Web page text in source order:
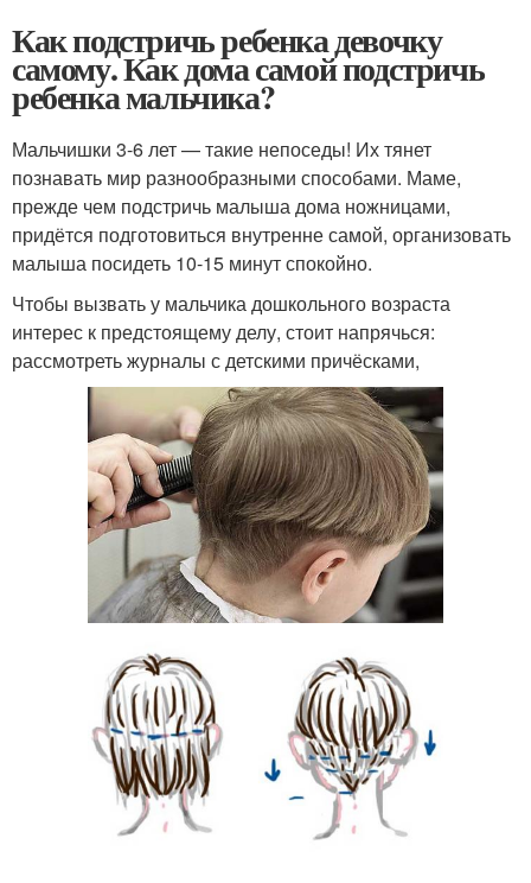
Как подстричь ребенка девочку
самому. Как дома самой подстричь
ребенка мальчика?
Мальчишки 3-6 лет — такие непоседы! Их тянет
познавать мир разнообразными способами. Маме,
прежде чем подстричь малыша дома ножницами,
придётся подготовиться внутренне самой, организовать
малыша посидеть 10-15 минут спокойно.
Чтобы вызвать у мальчика дошкольного возраста
интерес к предстоящему делу, стоит напрячься:
рассмотреть журналы с детскими причёсками,